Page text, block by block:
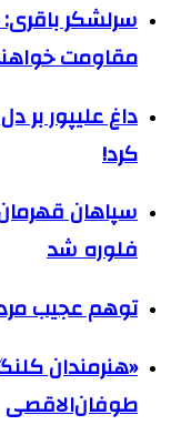
سرلشکر باقری:
مقاومت
داغ علیپور
کرد!
سپاهان
فلوره شد
توهم عجیب
«هنرمندان
طوفان‌الاقصی